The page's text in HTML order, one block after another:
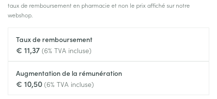
taux de remboursement en pharmacie et non le prix affiché sur notre
webshop.
Taux de remboursement
€ 11,37 (6% TVA incluse)
Augmentation de la rémunération
€ 10,50 (6% TVA incluse)